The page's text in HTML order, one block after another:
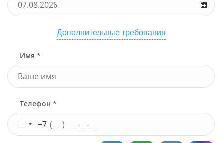
Дополнительные требования
Имя *
Телефон *
+7